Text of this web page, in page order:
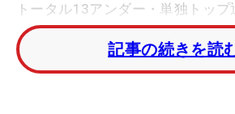
トータル13アンダー・単独トップ
ン・リーニン。トータル12アン
ナジックスポーツ高3年の仲村梓
弥、トータル11アンダー・4位タ
記事の続きを読